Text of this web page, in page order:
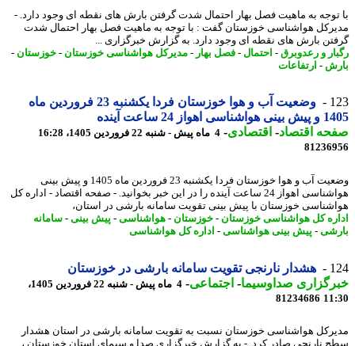
به ماهیت فصل بهار احتمال شدت گرفتن بارش های نقطه ای وجود دارد. -
هواشناسی خوزستان گفت : با توجه به ماهیت فصل بهار احتمال شدت
بارش های نقطه ای وجود دارد. به گزارش خبرگزاری ...
و رعدوبرق- احتمال-فصل بهار -مدیرکل هواشناسی خوزستان-خوزستان-
-ارتفاعات
وضعیت آب و هوا خوزستان فردا یکشنبه 23 فروردین ماه
24 ساعت آینده
اقتصاد-اقتصادی-4 ماه پیش - شنبه 22 فروردین 1405، 16:28
وضعیت آب و هوا خوزستان فردا یکشنبه 23 فروردین ماه 1405 و پیش بینی
هواشناسی اهواز 24 ساعت آینده را در این خبر بخوانید. - صفحه اقتصاد - اداره کل
خوزستان با پیش بینی تقویت سامانه بارشی در استان،
کل هواشناسی خوزستان-خوزستان-هواشناسی-پیش بینی -سامانه
-پیش بینی هواشناسی-اداره کل هواشناسی
هشدار نارنجی تقویت سامانه بارشی در خوزستان
صداوسیما-اجتماعی-
4 ماه پیش - شنبه 22 فروردین 1405،
81234686
هواشناسی خوزستان نسبت به تقویت سامانه بارشی در استان هشدار